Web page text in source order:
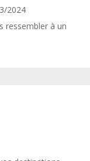
2024
ressembler à un